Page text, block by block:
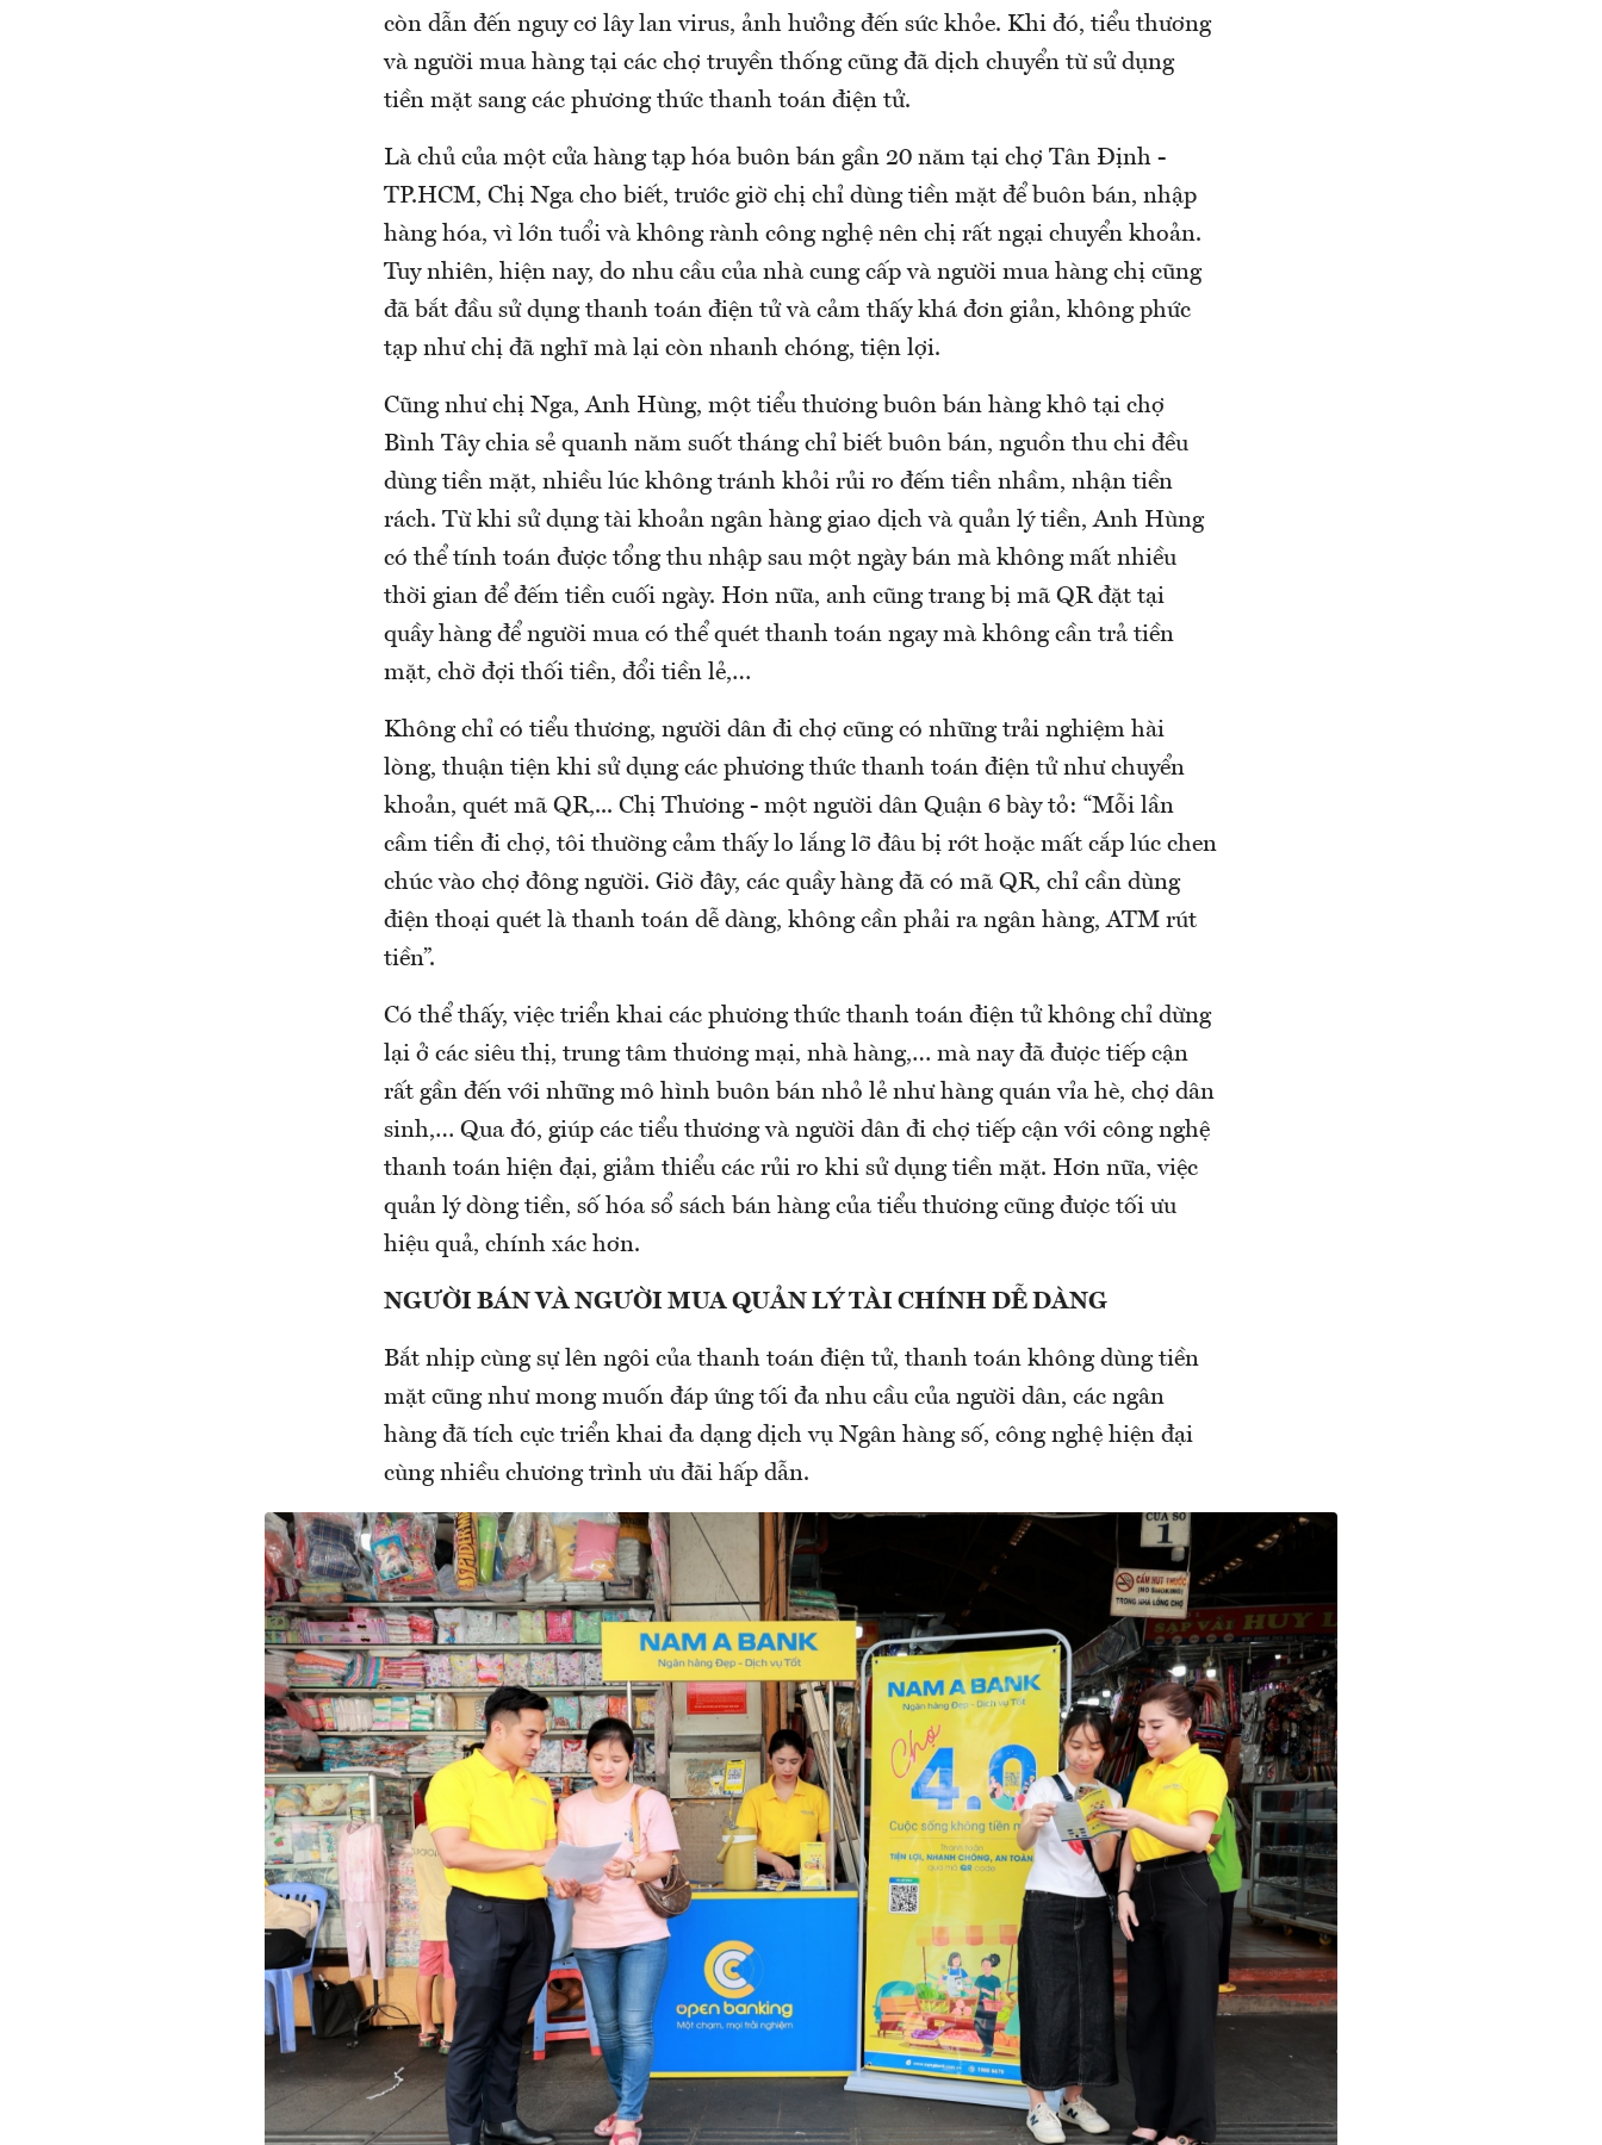
còn dẫn đến nguy cơ lây lan virus, ảnh hưởng đến sức khỏe. Khi đó, tiểu thương
và người mua hàng tại các chợ truyền thống cũng đã dịch chuyển từ sử dụng
tiền mặt sang các phương thức thanh toán điện tử.
Là chủ của một cửa hàng tạp hóa buôn bán gần 20 năm tại chợ Tân Định -
TP.HCM, Chị Nga cho biết, trước giờ chị chỉ dùng tiền mặt để buôn bán, nhập
hàng hóa, vì lớn tuổi và không rành công nghệ nên chị rất ngại chuyển khoản.
Tuy nhiên, hiện nay, do nhu cầu của nhà cung cấp và người mua hàng chị cũng
đã bắt đầu sử dụng thanh toán điện tử và cảm thấy khá đơn giản, không phức
tạp như chị đã nghĩ mà lại còn nhanh chóng, tiện lợi.
Cũng như chị Nga, Anh Hùng, một tiểu thương buôn bán hàng khô tại chợ
Bình Tây chia sẻ quanh năm suốt tháng chỉ biết buôn bán, nguồn thu chi đều
dùng tiền mặt, nhiều lúc không tránh khỏi rủi ro đếm tiền nhầm, nhận tiền
rách. Từ khi sử dụng tài khoản ngân hàng giao dịch và quản lý tiền, Anh Hùng
có thể tính toán được tổng thu nhập sau một ngày bán mà không mất nhiều
thời gian để đếm tiền cuối ngày. Hơn nữa, anh cũng trang bị mã QR đặt tại
quầy hàng để người mua có thể quét thanh toán ngay mà không cần trả tiền
mặt, chờ đợi thối tiền, đổi tiền lẻ,…
Không chỉ có tiểu thương, người dân đi chợ cũng có những trải nghiệm hài
lòng, thuận tiện khi sử dụng các phương thức thanh toán điện tử như chuyển
khoản, quét mã QR,... Chị Thương - một người dân Quận 6 bày tỏ: “Mỗi lần
cầm tiền đi chợ, tôi thường cảm thấy lo lắng lỡ đâu bị rớt hoặc mất cắp lúc chen
chúc vào chợ đông người. Giờ đây, các quầy hàng đã có mã QR, chỉ cần dùng
điện thoại quét là thanh toán dễ dàng, không cần phải ra ngân hàng, ATM rút
tiền”.
Có thể thấy, việc triển khai các phương thức thanh toán điện tử không chỉ dừng
lại ở các siêu thị, trung tâm thương mại, nhà hàng,… mà nay đã được tiếp cận
rất gần đến với những mô hình buôn bán nhỏ lẻ như hàng quán vỉa hè, chợ dân
sinh,… Qua đó, giúp các tiểu thương và người dân đi chợ tiếp cận với công nghệ
thanh toán hiện đại, giảm thiểu các rủi ro khi sử dụng tiền mặt. Hơn nữa, việc
quản lý dòng tiền, số hóa sổ sách bán hàng của tiểu thương cũng được tối ưu
hiệu quả, chính xác hơn.
NGƯỜI BÁN VÀ NGƯỜI MUA QUẢN LÝ TÀI CHÍNH DỄ DÀNG
Bắt nhịp cùng sự lên ngôi của thanh toán điện tử, thanh toán không dùng tiền
mặt cũng như mong muốn đáp ứng tối đa nhu cầu của người dân, các ngân
hàng đã tích cực triển khai đa dạng dịch vụ Ngân hàng số, công nghệ hiện đại
cùng nhiều chương trình ưu đãi hấp dẫn.